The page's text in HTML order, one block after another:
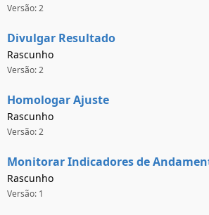
Versão: 2
Divulgar Resultado
Rascunho
Versão: 2
Homologar Ajuste
Rascunho
Versão: 2
Monitorar Indicadores de
Rascunho
Versão: 1